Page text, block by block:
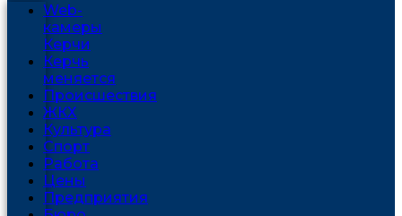
Web-
камеры
Керчи
Керчь
меняется
Проиcшествия
ЖКХ
Культура
Спорт
Работа
Цены
Предприятия